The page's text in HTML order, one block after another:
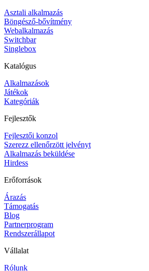
Asztali alkalmazás
Böngésző-bővítmény
Webalkalmazás
Switchbar
Singlebox
Katalógus
Alkalmazások
Játékok
Kategóriák
Fejlesztők
Fejlesztői konzol
Szerezz ellenőrzött jelvényt
Alkalmazás beküldése
Hirdess
Erőforrások
Árazás
Támogatás
Blog
Partnerprogram
Rendszerállapot
Vállalat
Rólunk